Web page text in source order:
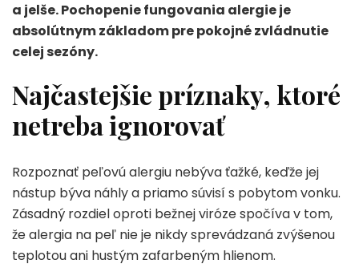
a jelše. Pochopenie fungovania alergie je
absolútnym základom pre pokojné zvládnutie
celej sezóny.
Najčastejšie príznaky, ktoré
netreba ignorovať
Rozpoznať peľovú alergiu nebýva ťažké, keďže jej
nástup býva náhly a priamo súvisí s pobytom vonku.
Zásadný rozdiel oproti bežnej viróze spočíva v tom,
že alergia na peľ nie je nikdy sprevádzaná zvýšenou
teplotou ani hustým zafarbeným hlienom.